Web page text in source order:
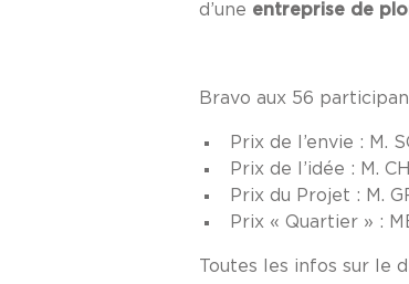
d’une entreprise de
Bravo aux 56
Prix de l’envie : M.
Prix de l’idée : M.
Prix du Projet : M.
Prix « Quartier » :
Toutes les infos sur le